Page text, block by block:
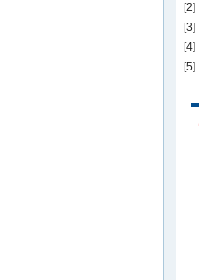
[2]
[3]
[4]
[5]